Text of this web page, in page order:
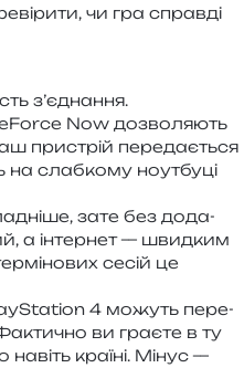
чи гра справ­ді
з’єднання.
Now дозво­ля­ють
при­стрій пере­да­є­ться
слаб­ко­му ноут­бу­ці
зате без дода­
а інтер­нет — швид­ким
сесій це
4 можуть пере­
ви гра­є­те в ту
кра­ї­ні. Мінус —